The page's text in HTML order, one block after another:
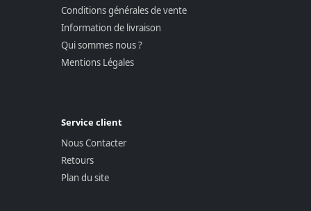
Conditions générales de vente
Information de livraison
Qui sommes nous ?
Mentions Légales
Service client
Nous Contacter
Retours
Plan du site